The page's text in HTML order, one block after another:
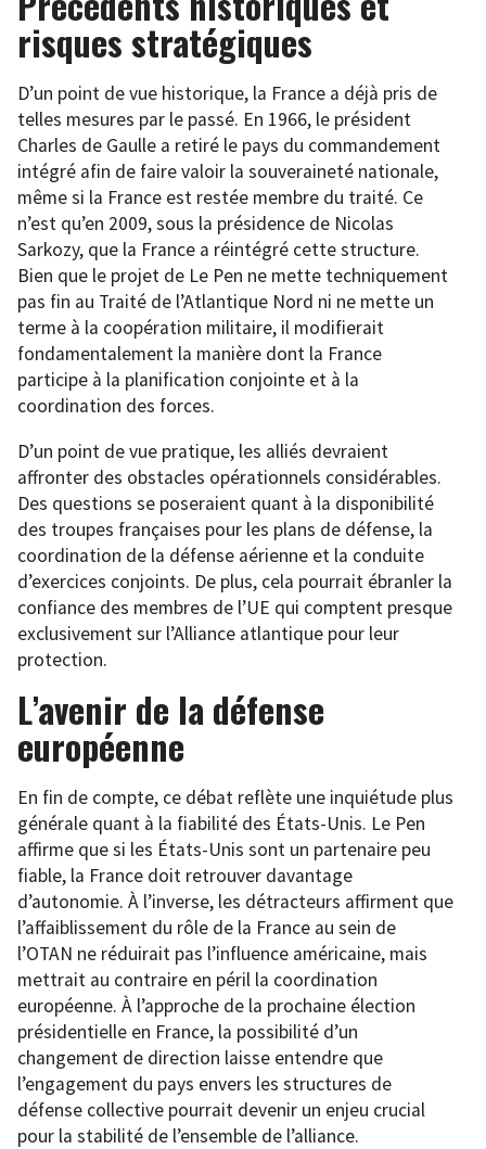
risques stratégiques
D’un point de vue historique, la France a déjà pris de
telles mesures par le passé. En 1966, le président
Charles de Gaulle a retiré le pays du commandement
intégré afin de faire valoir la souveraineté nationale,
même si la France est restée membre du traité. Ce
n’est qu’en 2009, sous la présidence de Nicolas
Sarkozy, que la France a réintégré cette structure.
Bien que le projet de Le Pen ne mette techniquement
pas fin au Traité de l’Atlantique Nord ni ne mette un
terme à la coopération militaire, il modifierait
fondamentalement la manière dont la France
participe à la planification conjointe et à la
coordination des forces.
D’un point de vue pratique, les alliés devraient
affronter des obstacles opérationnels considérables.
Des questions se poseraient quant à la disponibilité
des troupes françaises pour les plans de défense, la
coordination de la défense aérienne et la conduite
d’exercices conjoints. De plus, cela pourrait ébranler la
confiance des membres de l’UE qui comptent presque
exclusivement sur l’Alliance atlantique pour leur
protection.
L’avenir de la défense
européenne
En fin de compte, ce débat reflète une inquiétude plus
générale quant à la fiabilité des États-Unis. Le Pen
affirme que si les États-Unis sont un partenaire peu
fiable, la France doit retrouver davantage
d’autonomie. À l’inverse, les détracteurs affirment que
l’affaiblissement du rôle de la France au sein de
l’OTAN ne réduirait pas l’influence américaine, mais
mettrait au contraire en péril la coordination
européenne. À l’approche de la prochaine élection
présidentielle en France, la possibilité d’un
changement de direction laisse entendre que
l’engagement du pays envers les structures de
défense collective pourrait devenir un enjeu crucial
pour la stabilité de l’ensemble de l’alliance.